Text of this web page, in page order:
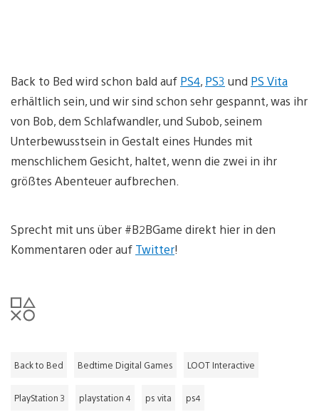
Back to Bed wird schon bald auf PS4, PS3 und PS Vita
erhältlich sein, und wir sind schon sehr gespannt, was ihr
von Bob, dem Schlafwandler, und Subob, seinem
Unterbewusstsein in Gestalt eines Hundes mit
menschlichem Gesicht, haltet, wenn die zwei in ihr
größtes Abenteuer aufbrechen.
Sprecht mit uns über #B2BGame direkt hier in den
Kommentaren oder auf Twitter!
Back to Bed Bedtime Digital Games LOOT Interactive
PlayStation 3 playstation 4 ps vita ps4